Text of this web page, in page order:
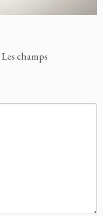
Les champs